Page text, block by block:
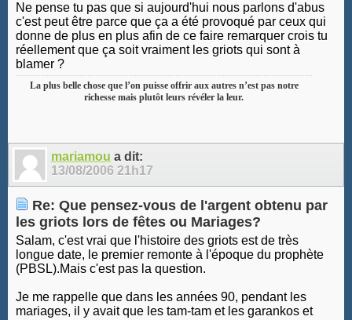
Ne pense tu pas que si aujourd'hui nous parlons d'abus
c'est peut être parce que ça a été provoqué par ceux qui
donne de plus en plus afin de ce faire remarquer crois tu
réellement que ça soit vraiment les griots qui sont à
blamer ?
La plus belle chose que l’on puisse offrir aux autres n’est pas notre
richesse mais plutôt leurs révéler la leur.
mariamou a dit:
13/08/2006 21h17
Re: Que pensez-vous de l'argent obtenu par
les griots lors de fêtes ou Mariages?
Salam, c'est vrai que l'histoire des griots est de très
longue date, le premier remonte à l'époque du prophète
(PBSL).Mais c'est pas la question.
Je me rappelle que dans les années 90, pendant les
mariages, il y avait que les tam-tam et les garankos et